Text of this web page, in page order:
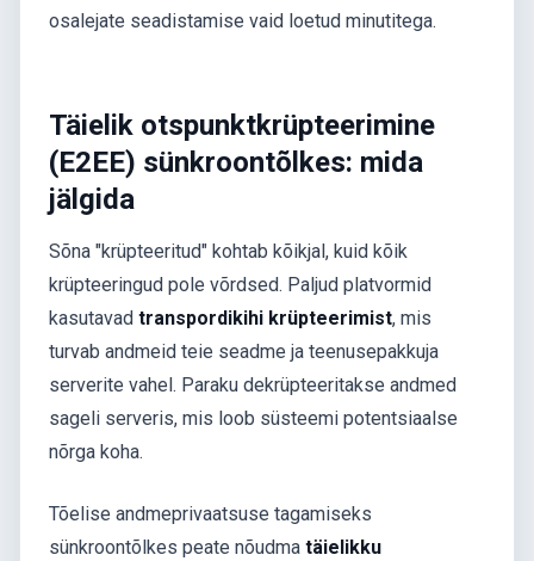
osalejate seadistamise vaid loetud minutitega.
Täielik otspunktkrüpteerimine
(E2EE) sünkroontõlkes: mida
jälgida
Sõna "krüpteeritud" kohtab kõikjal, kuid kõik
krüpteeringud pole võrdsed. Paljud platvormid
kasutavad transpordikihi krüpteerimist, mis
turvab andmeid teie seadme ja teenusepakkuja
serverite vahel. Paraku dekrüpteeritakse andmed
sageli serveris, mis loob süsteemi potentsiaalse
nõrga koha.
Tõelise andmeprivaatsuse tagamiseks
sünkroontõlkes peate nõudma täielikku